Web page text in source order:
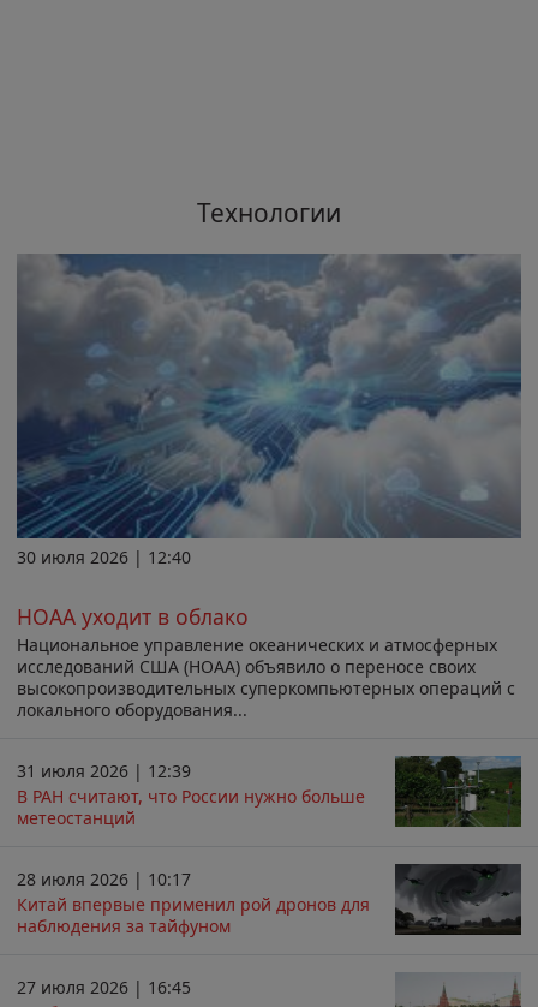
Технологии
30 июля 2026 | 12:40
НОАА уходит в облако
Национальное управление океанических и атмосферных
исследований США (НОАА) объявило о переносе своих
высокопроизводительных суперкомпьютерных операций с
локального оборудования...
31 июля 2026 | 12:39
В РАН считают, что России нужно больше
метеостанций
28 июля 2026 | 10:17
Китай впервые применил рой дронов для
наблюдения за тайфуном
27 июля 2026 | 16:45